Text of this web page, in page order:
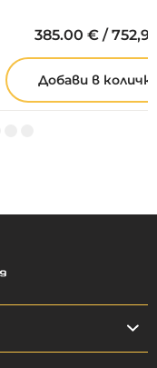
385.00 € /
Добави в